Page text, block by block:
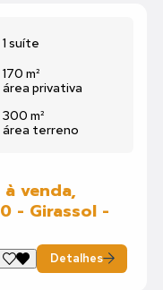
1 suíte
170 m²
área privativa
300 m²
área terreno
venda,
- Girassol -
Detalhes